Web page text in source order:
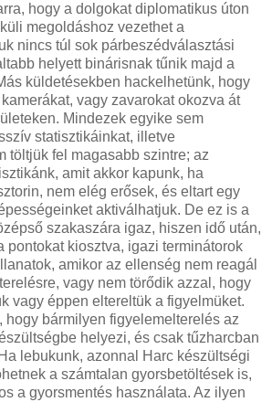
hogy a dolgokat diplomatikus úton
megoldáshoz vezethet a
nincs túl sok párbeszédválasztási
helyett binárisnak tűnik majd a
küldetésekben hackelhetünk, hogy
vagy zavarokat okozva át
Mindezek egyike sem
statisztikáinkat, illetve
töltjük fel magasabb szintre; az
amit akkor kapunk, ha
nem elég erősek, és eltart egy
aktiválhatjuk. De ez is a
szakaszára igaz, hiszen idő után,
pontokat kiosztva, igazi terminátorok
amikor az ellenség nem reagál
vagy nem törődik azzal, hogy
vagy éppen eltereltük a figyelmüket.
hogy bármilyen figyelemelterelés az
helyezi, és csak tűzharcban
lebukunk, azonnal Harc készültségi
a számtalan gyorsbetöltések is,
a gyorsmentés használata. Az ilyen